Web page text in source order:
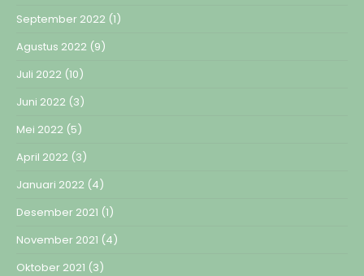
September 2022 (1)
Agustus 2022 (9)
Juli 2022 (10)
Juni 2022 (3)
Mei 2022 (5)
April 2022 (3)
Januari 2022 (4)
Desember 2021 (1)
November 2021 (4)
Oktober 2021 (3)